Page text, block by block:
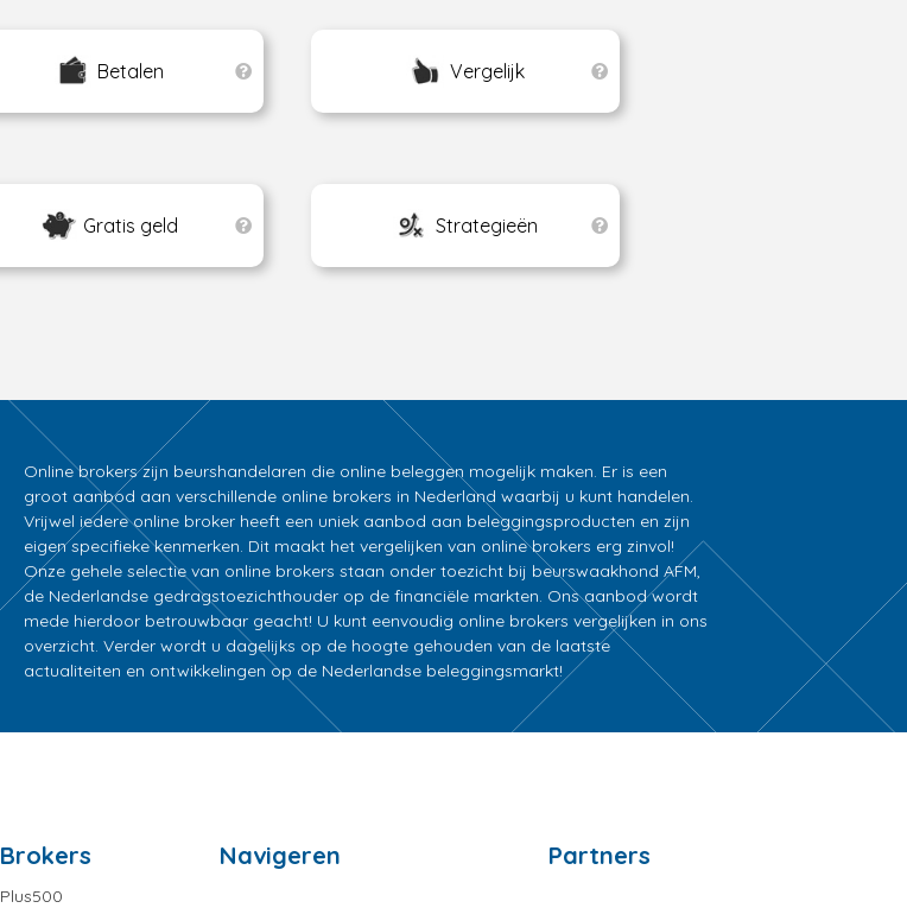
Betalen Vergelijk
Gratis geld Strategieën
Online brokers zijn beurshandelaren die online beleggen mogelijk maken. Er is een
groot aanbod aan verschillende online brokers in Nederland waarbij u kunt handelen.
Vrijwel iedere online broker heeft een uniek aanbod aan beleggingsproducten en zijn
eigen specifieke kenmerken. Dit maakt het vergelijken van online brokers erg zinvol!
Onze gehele selectie van online brokers staan onder toezicht bij beurswaakhond AFM,
de Nederlandse gedragstoezichthouder op de financiële markten. Ons aanbod wordt
mede hierdoor betrouwbaar geacht! U kunt eenvoudig online brokers vergelijken in ons
overzicht. Verder wordt u dagelijks op de hoogte gehouden van de laatste
actualiteiten en ontwikkelingen op de Nederlandse beleggingsmarkt!
Brokers
Plus500
Navigeren Partners